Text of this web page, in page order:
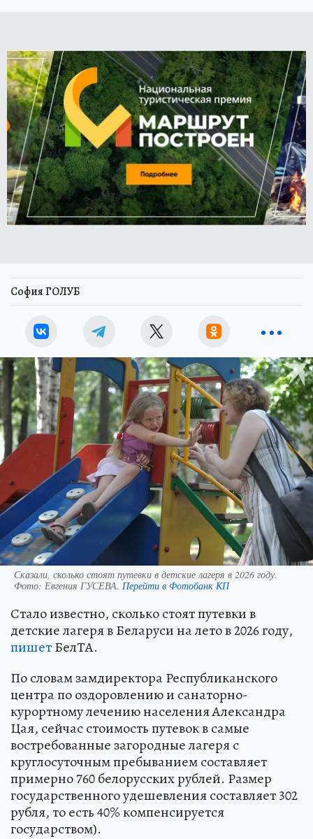
София ГОЛУБ
Сказали, сколько стоят путевки в детские лагеря в 2026 году.
Фото: Евгения ГУСЕВА. Перейти в Фотобанк КП
Стало известно, сколько стоят путевки в
детские лагеря в Беларуси на лето в 2026 году,
пишетБелТА.
По словам замдиректора Республиканского
центра по оздоровлению и санаторно-
курортному лечению населения Александра
Цая, сейчас стоимость путевок в самые
востребованные загородные лагеря с
круглосуточным пребыванием составляет
примерно 760 белорусских рублей. Размер
государственного удешевления составляет 302
рубля, то есть 40% компенсируется
государством).